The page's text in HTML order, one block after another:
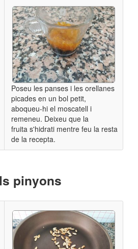
Poseu les panses i les orellanes
picades en un bol petit,
aboqueu-hi el moscatell i
remeneu. Deixeu que la
fruita s'hidrati mentre feu la resta
de la recepta.
pinyons